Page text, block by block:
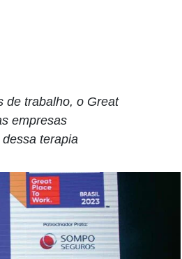
de trabalho, o Great
empresas
terapia